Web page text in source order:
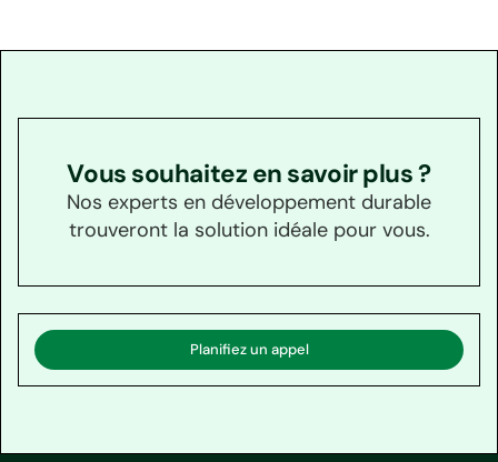
Vous souhaitez en savoir plus ?
Nos experts en développement durable
trouveront la solution idéale pour vous.
Planifiez un appel